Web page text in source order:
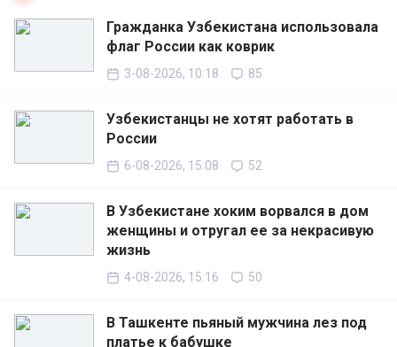
Гражданка Узбекистана использовала
флаг России как коврик
3-08-2026, 10:18 85
Узбекистанцы не хотят работать в
России
6-08-2026, 15:08 52
В Узбекистане хоким ворвался в дом
женщины и отругал ее за некрасивую
жизнь
4-08-2026, 15:16 50
В Ташкенте пьяный мужчина лез под
платье к бабушке